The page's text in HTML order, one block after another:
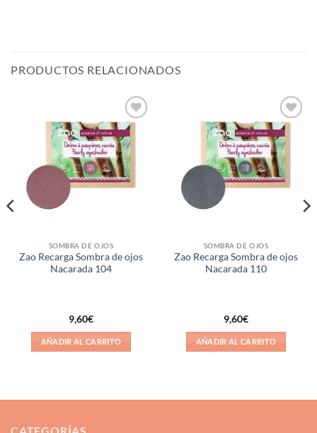
PRODUCTOS RELACIONADOS
Añadir
a la
lista de
deseos
SOMBRA DE OJOS
Zao Recarga Sombra de ojos
Nacarada 104
9,60€
AÑADIR AL CARRITO
Añadir
a la
lista de
deseos
SOMBRA DE OJOS
Zao Recarga Sombra de ojos
Nacarada 110
9,60€
AÑADIR AL CARRITO